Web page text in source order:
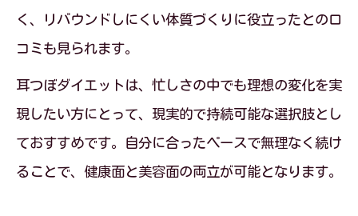
く、リバウンドしにくい体質づくりに役立ったとの口
コミも見られます。
耳つぼダイエットは、忙しさの中でも理想の変化を実
現したい方にとって、現実的で持続可能な選択肢とし
ておすすめです。自分に合ったペースで無理なく続け
ることで、健康面と美容面の両立が可能となります。